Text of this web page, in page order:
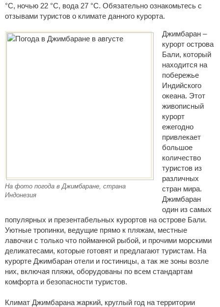
°C, ночью 22 °C, вода 27 °C. Обязательно ознакомьтесь с
отзывами туристов о климате данного курорта.
На фото погода в Джимбаране, страна
Индонезия
Джимбаран –
курорт острова
Бали, который
находится на
побережье
Индийского
океана. Этот
живописный
курорт
ежегодно
привлекает
большое
количество
туристов из
различных
стран мира.
Джимбаран
один из самых
популярных и презентабельных курортов на острове Бали.
Уютные тропинки, ведущие прямо к пляжам, местные
лавочки с только что пойманной рыбой, и прочими морскими
деликатесами, которые готовят и предлагают туристам. На
курорте Джимбаран отели и гостиницы, а так же зоны возле
них, включая пляжи, оборудованы по всем стандартам
комфорта и безопасности туристов.
Климат Джимбарана жаркий, круглый год на территории